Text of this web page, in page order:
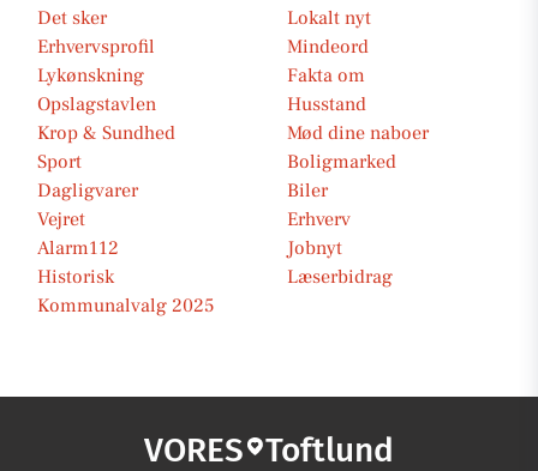
Det sker
Lokalt nyt
Erhvervsprofil
Mindeord
Lykønskning
Fakta om
Opslagstavlen
Husstand
Krop & Sundhed
Mød dine naboer
Sport
Boligmarked
Dagligvarer
Biler
Vejret
Erhverv
Alarm112
Jobnyt
Historisk
Læserbidrag
Kommunalvalg 2025
VORES Toftlund